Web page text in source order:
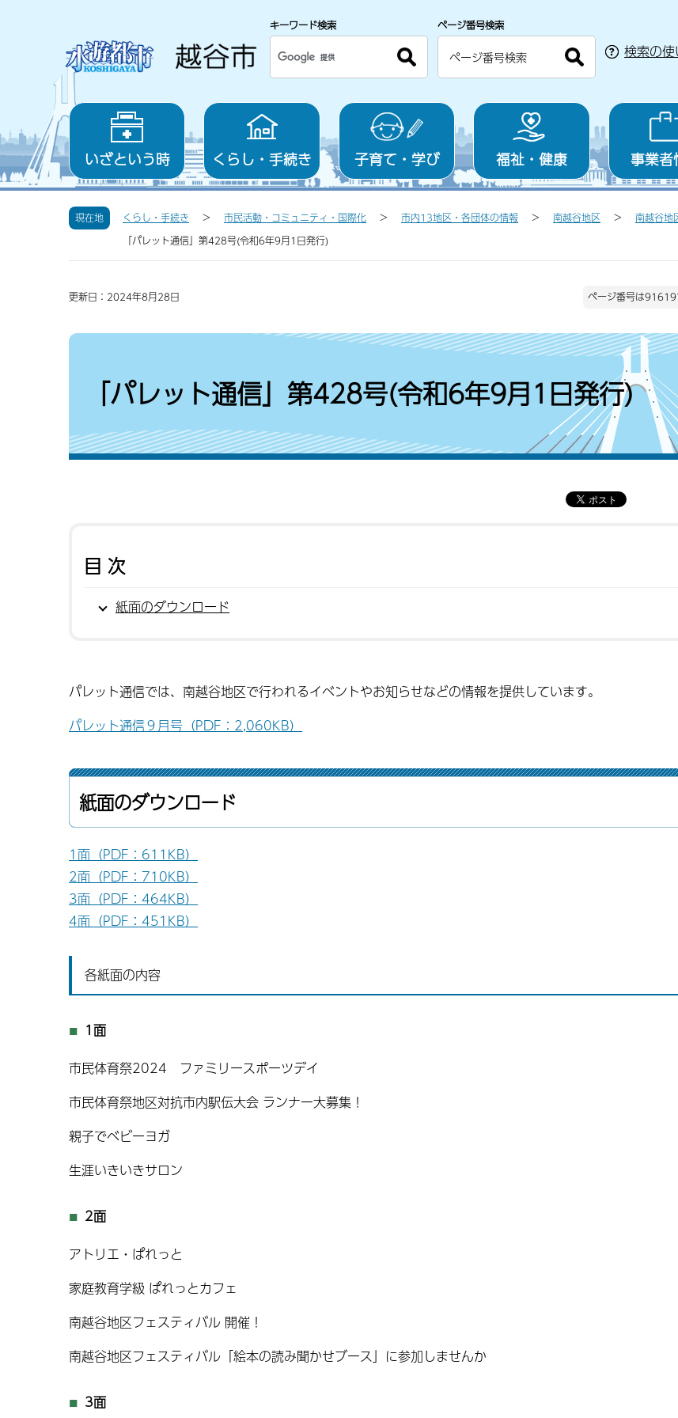
キーワード検索 ページ番号検索
検索の
いざという時 くらし・手続き 子育て・学び 福祉・健康 事業者
現在地 くらし・手続き 市民活動・コミュニティ・国際化 市内13地区・各団体の情報 南越谷地区
南越谷地
「パレット通信」第428号(令和6年9月1日発行)
更新日：2024年8月28日 ページ番号は91619
「パレット通信」第428号(令和6年9月1日発行)
目次
紙面のダウンロード
パレット通信では、南越谷地区で行われるイベントやお知らせなどの情報を提供しています。
パレット通信９月号（PDF：2,060KB）
紙面のダウンロード
1面（PDF：611KB）
2面（PDF：710KB）
3面（PDF：464KB）
4面（PDF：451KB）
各紙面の内容
1面
市民体育祭2024 ファミリースポーツデイ
市民体育祭地区対抗市内駅伝大会 ランナー大募集！
親子でベビーヨガ
生涯いきいきサロン
2面
アトリエ・ぱれっと
家庭教育学級 ぱれっとカフェ
南越谷地区フェスティバル 開催！
南越谷地区フェスティバル「絵本の読み聞かせブース」に参加しませんか
3面